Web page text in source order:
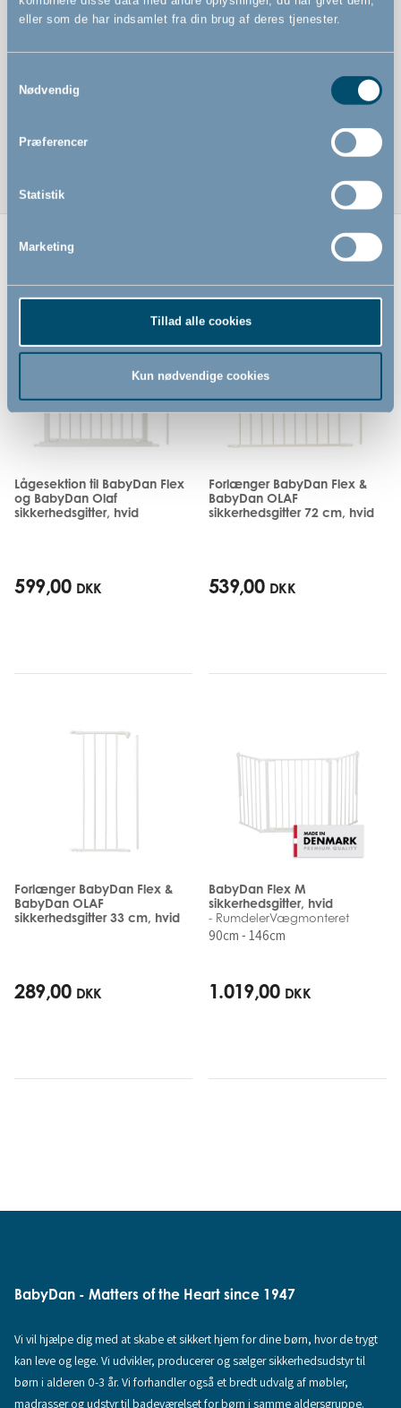
eller som de har indsamlet fra din brug af deres tjenester.
Nødvendig
Præferencer
Statistik
Marketing
Tillad alle cookies
Kun nødvendige cookies
Lågesektion til BabyDan Flex
og BabyDan Olaf
sikkerhedsgitter, hvid
599,00 DKK
Forlænger BabyDan Flex &
BabyDan OLAF
sikkerhedsgitter 72 cm, hvid
539,00 DKK
Forlænger BabyDan Flex &
BabyDan OLAF
sikkerhedsgitter 33 cm, hvid
289,00 DKK
BabyDan Flex M
sikkerhedsgitter, hvid
- RumdelerVægmonteret
90cm - 146cm
1.019,00 DKK
BabyDan - Matters of the Heart since 1947
Vi vil hjælpe dig med at skabe et sikkert hjem for dine børn, hvor de trygt
kan leve og lege. Vi udvikler, producerer og sælger sikkerhedsudstyr til
børn i alderen 0-3 år. Vi forhandler også et bredt udvalg af møbler,
madrasser og udstyr til badeværelset for børn i samme aldersgruppe.